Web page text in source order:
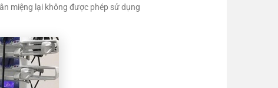
miệng lại không được phép sử dụng